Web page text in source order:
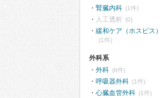
腎臓内科 (1件)
人工透析 (0)
緩和ケア（ホスピス）
(1件)
外科系
外科 (6件)
呼吸器外科 (1件)
心臓血管外科 (1件)